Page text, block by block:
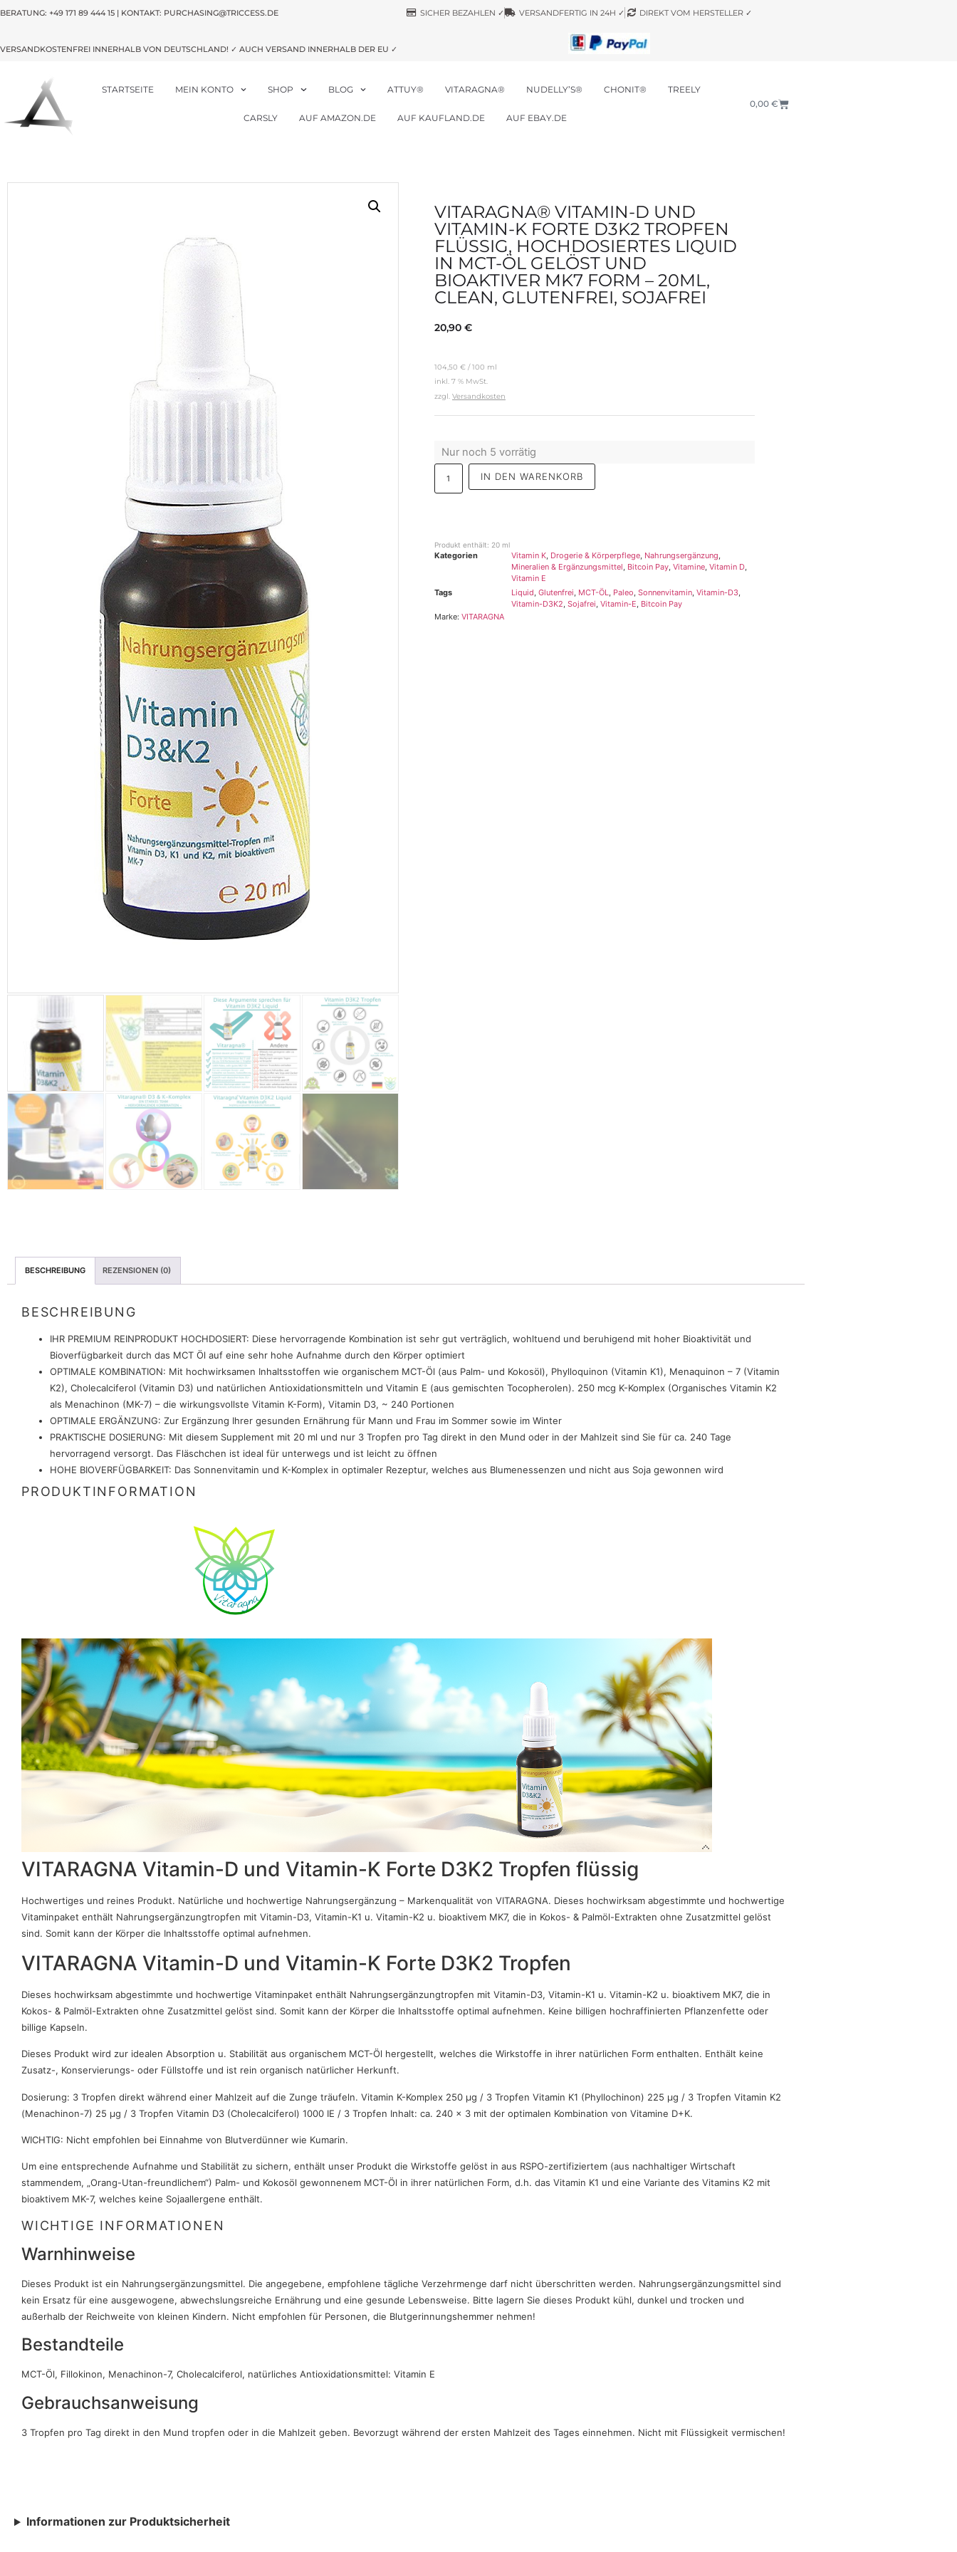
BERATUNG: +49 171 89 444 15 | KONTAKT: PURCHASING@TRICCESS.DE
VERSANDKOSTENFREI INNERHALB VON DEUTSCHLAND! ✓ AUCH VERSAND INNERHALB DER EU ✓
SICHER BEZAHLEN ✓ VERSANDFERTIG IN 24H ✓ DIREKT VOM HERSTELLER ✓
STARTSEITE MEIN KONTO SHOP BLOG ATTUY® VITARAGNA® NUDELLY’S® CHONIT® TREELY
CARSLY AUF AMAZON.DE AUF KAUFLAND.DE AUF EBAY.DE
0,00€
VITARAGNA® VITAMIN-D UND
VITAMIN-K FORTE D3K2 TROPFEN
FLÜSSIG, HOCHDOSIERTES LIQUID
IN MCT-ÖL GELÖST UND
BIOAKTIVER MK7 FORM – 20ML,
CLEAN, GLUTENFREI, SOJAFREI
20,90 €
104,50 € /100 ml
inkl. 7 % MwSt.
zzgl. Versandkosten
Nur noch 5 vorrätig
IN DEN WARENKORB
Produkt enthält: 20 ml
Kategorien Vitamin K, Drogerie & Körperpflege, Nahrungsergänzung,
Mineralien & Ergänzungsmittel, Bitcoin Pay, Vitamine, Vitamin D,
Vitamin E
Tags
Liquid, Glutenfrei, MCT-ÖL, Paleo, Sonnenvitamin, Vitamin-D3,
Vitamin-D3K2, Sojafrei, Vitamin-E, Bitcoin Pay
Marke: VITARAGNA
BESCHREIBUNG REZENSIONEN (0)
BESCHREIBUNG
IHR PREMIUM REINPRODUKT HOCHDOSIERT: Diese hervorragende Kombination ist sehr gut verträglich, wohltuend und beruhigend mit hoher Bioaktivität und
Bioverfügbarkeit durch das MCT Öl auf eine sehr hohe Aufnahme durch den Körper optimiert
OPTIMALE KOMBINATION: Mit hochwirksamen Inhaltsstoffen wie organischem MCT-Öl (aus Palm- und Kokosöl), Phylloquinon (Vitamin K1), Menaquinon – 7 (Vitamin
K2), Cholecalciferol (Vitamin D3) und natürlichen Antioxidationsmitteln und Vitamin E (aus gemischten Tocopherolen). 250 mcg K-Komplex (Organisches Vitamin K2
als Menachinon (MK-7) – die wirkungsvollste Vitamin K-Form), Vitamin D3, ~ 240 Portionen
OPTIMALE ERGÄNZUNG: Zur Ergänzung Ihrer gesunden Ernährung für Mann und Frau im Sommer sowie im Winter
PRAKTISCHE DOSIERUNG: Mit diesem Supplement mit 20 ml und nur 3 Tropfen pro Tag direkt in den Mund oder in der Mahlzeit sind Sie für ca. 240 Tage
hervorragend versorgt. Das Fläschchen ist ideal für unterwegs und ist leicht zu öffnen
HOHE BIOVERFÜGBARKEIT: Das Sonnenvitamin und K-Komplex in optimaler Rezeptur, welches aus Blumenessenzen und nicht aus Soja gewonnen wird
PRODUKTINFORMATION
VITARAGNA Vitamin-D und Vitamin-K Forte D3K2 Tropfen flüssig
Hochwertiges und reines Produkt. Natürliche und hochwertige Nahrungsergänzung – Markenqualität von VITARAGNA. Dieses hochwirksam abgestimmte und hochwertige
Vitaminpaket enthält Nahrungsergänzungtropfen mit Vitamin-D3, Vitamin-K1 u. Vitamin-K2 u. bioaktivem MK7, die in Kokos- & Palmöl-Extrakten ohne Zusatzmittel gelöst
sind. Somit kann der Körper die Inhaltsstoffe optimal aufnehmen.
VITARAGNA Vitamin-D und Vitamin-K Forte D3K2 Tropfen
Dieses hochwirksam abgestimmte und hochwertige Vitaminpaket enthält Nahrungsergänzungtropfen mit Vitamin-D3, Vitamin-K1 u. Vitamin-K2 u. bioaktivem MK7, die in
Kokos- & Palmöl-Extrakten ohne Zusatzmittel gelöst sind. Somit kann der Körper die Inhaltsstoffe optimal aufnehmen. Keine billigen hochraffinierten Pflanzenfette oder
billige Kapseln.
Dieses Produkt wird zur idealen Absorption u. Stabilität aus organischem MCT-Öl hergestellt, welches die Wirkstoffe in ihrer natürlichen Form enthalten. Enthält keine
Zusatz-, Konservierungs- oder Füllstoffe und ist rein organisch natürlicher Herkunft.
Dosierung: 3 Tropfen direkt während einer Mahlzeit auf die Zunge träufeln. Vitamin K-Komplex 250 μg / 3 Tropfen Vitamin K1 (Phyllochinon) 225 μg / 3 Tropfen Vitamin K2
(Menachinon-7) 25 μg / 3 Tropfen Vitamin D3 (Cholecalciferol) 1000 IE / 3 Tropfen Inhalt: ca. 240 x 3 mit der optimalen Kombination von Vitamine D+K.
WICHTIG: Nicht empfohlen bei Einnahme von Blutverdünner wie Kumarin.
Um eine entsprechende Aufnahme und Stabilität zu sichern, enthält unser Produkt die Wirkstoffe gelöst in aus RSPO-zertifiziertem (aus nachhaltiger Wirtschaft
stammendem, „Orang-Utan-freundlichem“) Palm- und Kokosöl gewonnenem MCT-Öl in ihrer natürlichen Form, d.h. das Vitamin K1 und eine Variante des Vitamins K2 mit
bioaktivem MK-7, welches keine Sojaallergene enthält.
WICHTIGE INFORMATIONEN
Warnhinweise
Dieses Produkt ist ein Nahrungsergänzungsmittel. Die angegebene, empfohlene tägliche Verzehrmenge darf nicht überschritten werden. Nahrungsergänzungsmittel sind
kein Ersatz für eine ausgewogene, abwechslungsreiche Ernährung und eine gesunde Lebensweise. Bitte lagern Sie dieses Produkt kühl, dunkel und trocken und
außerhalb der Reichweite von kleinen Kindern. Nicht empfohlen für Personen, die Blutgerinnungshemmer nehmen!
Bestandteile
MCT-Öl, Fillokinon, Menachinon-7, Cholecalciferol, natürliches Antioxidationsmittel: Vitamin E
Gebrauchsanweisung
3 Tropfen pro Tag direkt in den Mund tropfen oder in die Mahlzeit geben. Bevorzugt während der ersten Mahlzeit des Tages einnehmen. Nicht mit Flüssigkeit vermischen!
Informationen zur Produktsicherheit